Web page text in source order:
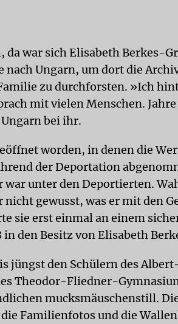
da war sich Elisabeth Berkes-
nach Ungarn, um dort die
zu durchforsten. »Ich
mit vielen Menschen.
bei ihr.
worden, in denen die
der Deportation
war unter den Deportierten.
gewusst, was er mit den
sie erst einmal an einem
den Besitz von Elisabeth
jüngst den Schülern des
Theodor-Fliedner-
mucksmäuschenstill.
Familienfotos und die